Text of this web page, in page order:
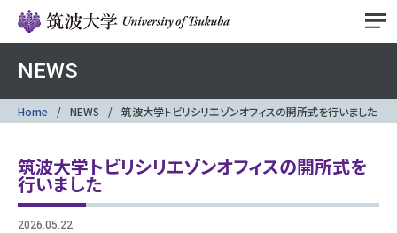
NEWS
Home NEWS 筑波大学トビリシリエゾンオフィスの開所式を行いました
筑波大学トビリシリエゾンオフィスの開所式を
行いました
2026.05.22